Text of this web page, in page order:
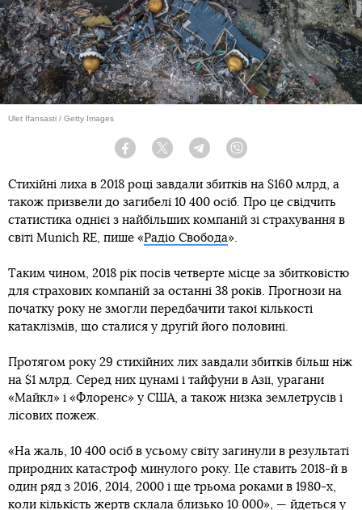
Ulet Ifansasti / Getty Images
Facebook Twitter Telegram
Стихійні лиха в 2018 році завдали збитків на $160 млрд, а
також призвели до загибелі 10 400 осіб. Про це свідчить
статистика однієї з найбільших компаній зі страхування в
світі Munich RE, пише «Радіо Свобода».
Таким чином, 2018 рік посів четверте місце за збитковістю
для страхових компаній за останні 38 років. Прогнози на
початку року не змогли передбачити такої кількості
катаклізмів, що сталися у другій його половині.
Протягом року 29 стихійних лих завдали збитків більш ніж
на $1 млрд. Серед них цунамі і тайфуни в Азії, урагани
«Майкл» і «Флоренс» у США, а також низка землетрусів і
лісових пожеж.
«На жаль, 10 400 осіб в усьому світу загинули в результаті
природних катастроф минулого року. Це ставить 2018-й в
один ряд з 2016, 2014, 2000 і ще трьома роками в 1980-х,
коли кількість жертв склала близько 10 000», — йдеться у